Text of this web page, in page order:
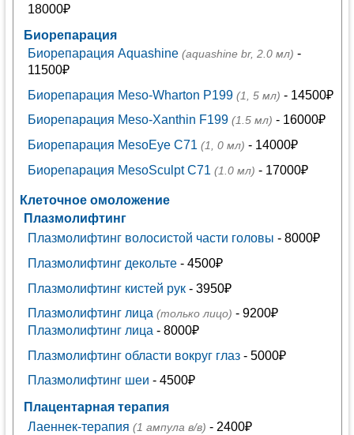
18000₽
Биорепарация
Биорепарация Aquashine (aquashine br, 2.0 мл) -
11500₽
Биорепарация Meso-Wharton P199 (1, 5 мл) - 14500₽
Биорепарация Meso-Xanthin F199 (1.5 мл) - 16000₽
Биорепарация MesoEye C71 (1, 0 мл) - 14000₽
Биорепарация MesoSculpt C71 (1.0 мл) - 17000₽
Клеточное омоложение
Плазмолифтинг
Плазмолифтинг волосистой части головы - 8000₽
Плазмолифтинг декольте- 4500₽
Плазмолифтинг кистей рук- 3950₽
Плазмолифтинг лица (только лицо) - 9200₽
Плазмолифтинг лица - 8000₽
Плазмолифтинг области вокруг глаз- 5000₽
Плазмолифтинг шеи - 4500₽
Плацентарная терапия
Лаеннек-терапия (1 ампула в/в) - 2400₽